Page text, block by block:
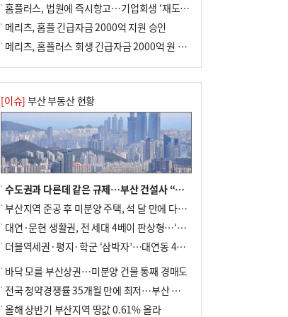
홈플러스, 법원에 즉시항고…기업회생 ‘재도전’
메리츠, 홈플 긴급자금 2000억 지원 승인
메리츠, 홈플러스 회생 긴급자금 2000억 원 지원 승인
[이슈] 부산 부동산 현황
수도권과 다른데 같은 규제…부산 건설사 “쓰러지기 직전”
부산지역 준공 후 미분양 주택, 석 달 만에 다시 3000가구 넘어서
대연·문현 생활권, 전 세대 4베이 판상형…‘더샵 트리센트’ 내달 분양
더블역세권·평지·학군 ‘삼박자’…대연동 42층 브랜드 단지
바닥 모를 부산상권…미분양 건물 통째 경매도
전국 청약경쟁률 35개월 만에 최저…부산 미분양 ‘적체’ 심화
올해 상반기 부산지역 땅값 0.61% 올라